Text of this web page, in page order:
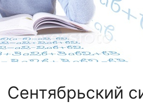
Сентябрьский